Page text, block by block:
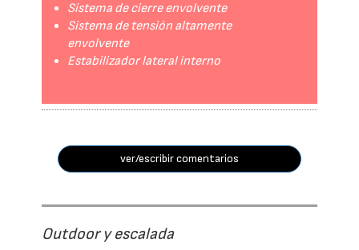
Sistema de cierre envolvente
Sistema de tensión altamente
envolvente
Estabilizador lateral interno
ver/escribir comentarios
Outdoor y escalada